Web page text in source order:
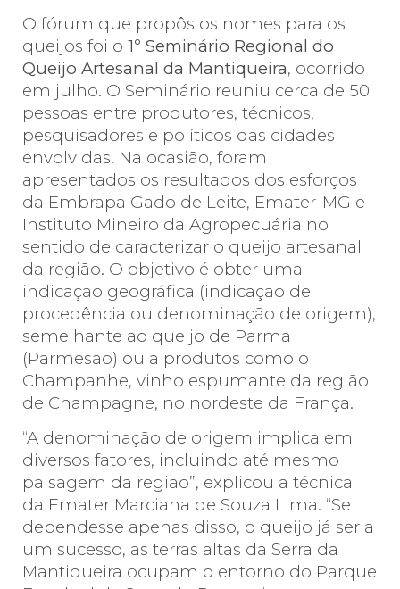
O fórum que propôs os nomes para os
queijos foi o 1º Seminário Regional do
Queijo Artesanal da Mantiqueira, ocorrido
em julho. O Seminário reuniu cerca de 50
pessoas entre produtores, técnicos,
pesquisadores e políticos das cidades
envolvidas. Na ocasião, foram
apresentados os resultados dos esforços
da Embrapa Gado de Leite, Emater-MG e
Instituto Mineiro da Agropecuária no
sentido de caracterizar o queijo artesanal
da região. O objetivo é obter uma
indicação geográfica (indicação de
procedência ou denominação de origem),
semelhante ao queijo de Parma
(Parmesão) ou a produtos como o
Champanhe, vinho espumante da região
de Champagne, no nordeste da França.
“A denominação de origem implica em
diversos fatores, incluindo até mesmo
paisagem da região”, explicou a técnica
da Emater Marciana de Souza Lima. “Se
dependesse apenas disso, o queijo já seria
um sucesso, as terras altas da Serra da
Mantiqueira ocupam o entorno do Parque